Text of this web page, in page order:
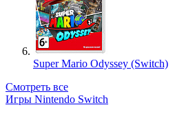
Super Mario Odyssey (Switch)
Смотреть все
Игры Nintendo Switch